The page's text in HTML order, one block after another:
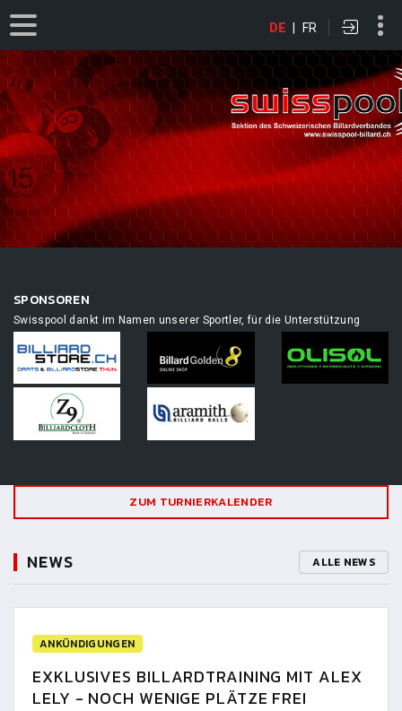
DE | FR
SPONSOREN
Swisspool dankt im Namen unserer Sportler, für die Unterstützung
ZUM TURNIERKALENDER
NEWS ALLE NEWS
ANKÜNDIGUNGEN
EXKLUSIVES BILLARDTRAINING MIT ALEX
LELY - NOCH WENIGE PLÄTZE FREI